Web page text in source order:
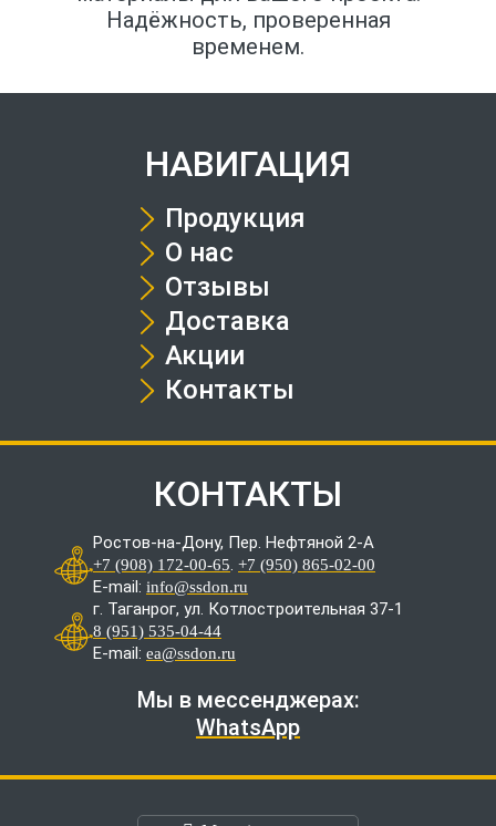
Надёжность, проверенная
временем.
НАВИГАЦИЯ
Продукция
О нас
Отзывы
Доставка
Акции
Контакты
КОНТАКТЫ
Ростов-на-Дону, Пер. Нефтяной 2-А
+7 (908) 172-00-65. +7 (950) 865-02-00
E-mail: info@ssdon.ru
г. Таганрог, ул. Котлостроительная 37-1
8 (951) 535-04-44
E-mail: ea@ssdon.ru
Мы в мессенджерах:
WhatsApp